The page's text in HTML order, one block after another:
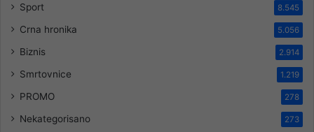
Sport 8.545
Crna hronika 5.056
Biznis 2.914
Smrtovnice 1.219
PROMO 278
Nekategorisano 273